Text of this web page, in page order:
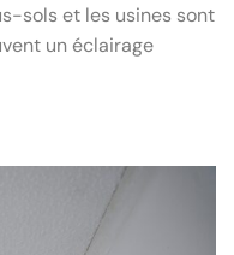
sols et les usines sont
un éclairage